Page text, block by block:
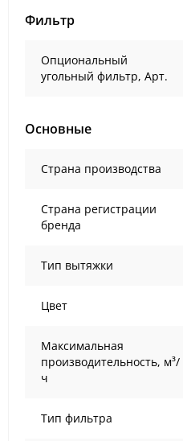
Фильтр
Опциональный
угольный фильтр, Арт.
Основные
Страна производства
Страна регистрации
бренда
Тип вытяжки
Цвет
Максимальная
производительность, м³/
ч
Тип фильтра